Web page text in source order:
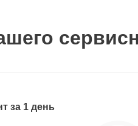
за 1 день